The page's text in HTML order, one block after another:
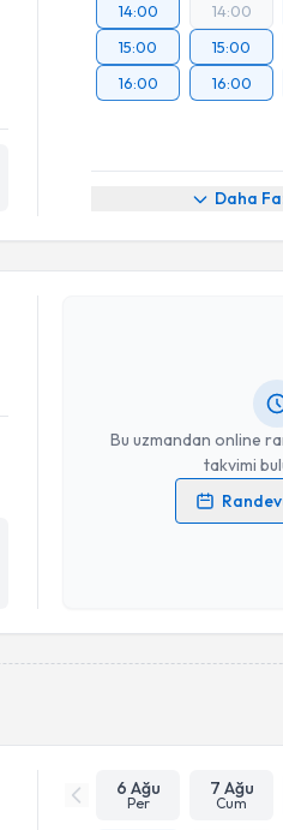
14:00
15:00
16:00
14:00
15:00
16:00
Daha
Bu uzmandan online
takvimi
Kişisel verilerimin
6 Ağu
Per
7 Ağu
Cum